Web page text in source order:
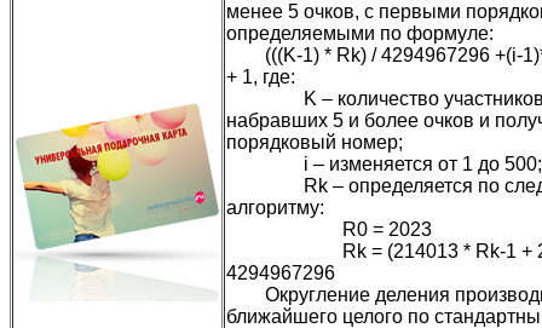
менее 5 очков, с первыми
определяемыми по формуле:
(((K-1) * Rk) / 4294967296 +(i-
+ 1, где:
K – количество участников
набравших 5 и более очков и
порядковый номер;
i – изменяется от 1 до 500;
Rk – определяется по
алгоритму:
R0 = 2023
Rk = (214013 * Rk-1 +
4294967296
Округление деления
ближайшего целого по